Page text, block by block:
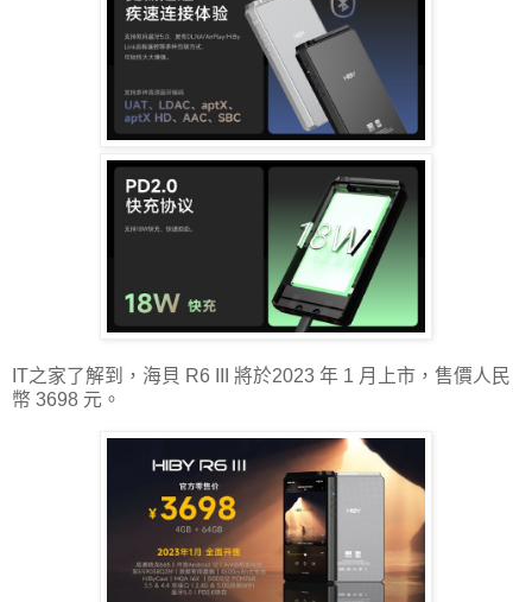
IT之家了解到，海貝 R6 III 將於2023 年 1 月上市，售價人民
幣 3698 元。